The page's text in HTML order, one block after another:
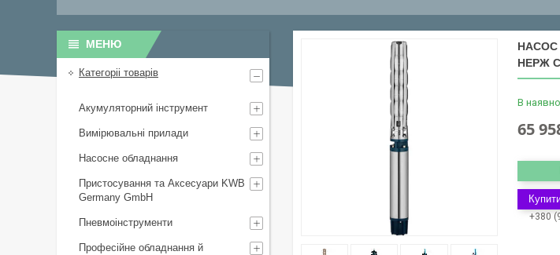
НАСОС
НЕРЖ
В
65
+380
Категоріі товарів
Акумуляторний інструмент
Вимірювальні прилади
Насосне обладнання
Пристосування та Аксесуари KWB
Germany GmbH
Пневмоінструменти
Професійне обладнання й